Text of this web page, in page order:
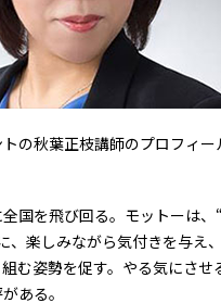
の秋葉正枝講師のプロフィー
国を飛び回る。モットーは、
、楽しみながら気付きを与え
む姿勢を促す。やる気にさせ
ある。